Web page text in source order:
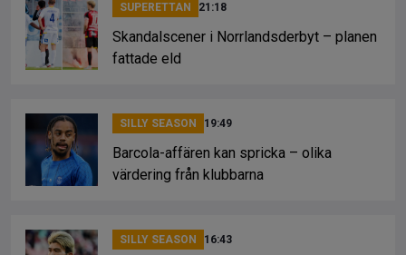
SUPERETTAN 21:18
Skandalscener i Norrlandsderbyt – planen
fattade eld
SILLY SEASON 19:49
Barcola-affären kan spricka – olika
värdering från klubbarna
SILLY SEASON 16:43